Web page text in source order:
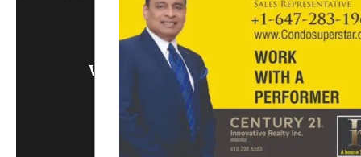
info@
Write Us What You Think